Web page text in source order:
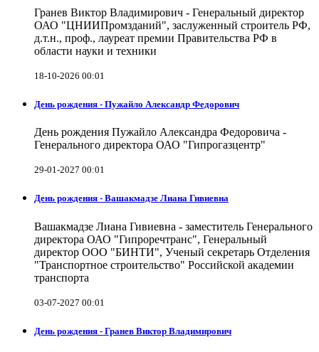
Гранев Виктор Владимирович - Генеральный директор
ОАО "ЦНИИПромзданий", заслуженный строитель РФ,
д.т.н., проф., лауреат премии Правительства РФ в
области науки и техники
18-10-2026 00:01
День рождения - Пужайло Александр Федорович
День рождения Пужайло Александра Федоровича -
Генерального директора ОАО "Гипрогазцентр"
29-01-2027 00:01
День рождения - Вашакмадзе Лиана Гивиевна
Вашакмадзе Лиана Гивиевна - заместитель Генерального
директора ОАО "Гипроречтранс", Генеральный
директор ООО "БИНТИ", Ученый секретарь Отделения
"Транспортное строительство" Российской академии
транспорта
03-07-2027 00:01
День рождения - Гранев Виктор Владимирович